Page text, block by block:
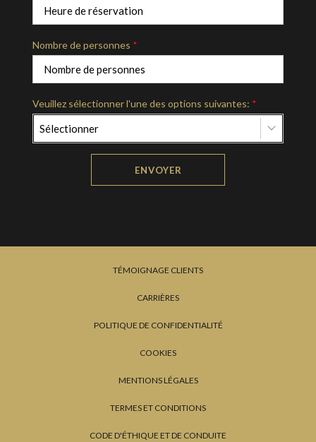
Nombre de personnes *
Veuillez sélectionner l'une des options suivantes: *
Sélectionner
ENVOYER
TÉMOIGNAGE CLIENTS
CARRIÈRES
POLITIQUE DE CONFIDENTIALITÉ
COOKIES
MENTIONS LÉGALES
TERMES ET CONDITIONS
CODE D'ÉTHIQUE ET DE CONDUITE